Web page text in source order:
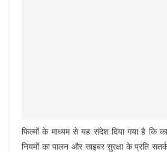
फिल्मों के माध्यम से यह संदेश दिया गया है कि
नियमों का पालन और साइबर सुरक्षा के प्रति